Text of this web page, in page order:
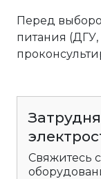
Перед
питания
Свяжитесь